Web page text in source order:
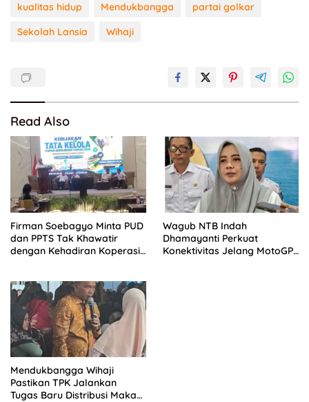
kualitas hidup Mendukbangga
partai golkar
Sekolah Lansia
Wihaji
Read Also
Firman Soebagyo Minta PUD
dan PPTS Tak Khawatir
dengan Kehadiran Koperasi
Wagub NTB Indah
Dhamayanti Perkuat
Konektivitas Jelang MotoGP
Mendukbangga Wihaji
Pastikan TPK Jalankan
Tugas Baru Distribusi Makan